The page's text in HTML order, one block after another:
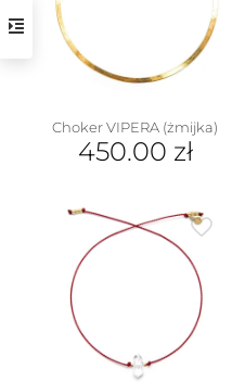
Choker VIPERA (żmijka)
450.00 zł